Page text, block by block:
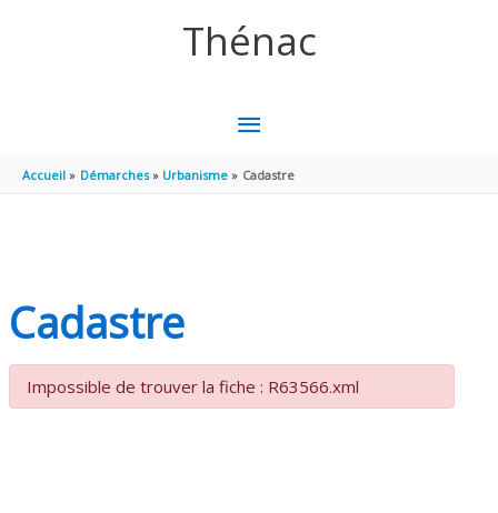
Thénac
MENU
PRINCIPAL
Accueil Démarches Urbanisme Cadastre
Cadastre
Impossible de trouver la fiche : R63566.xml